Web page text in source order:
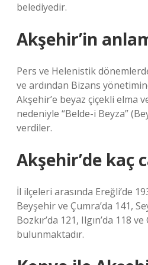
belediyedir.
Akşehir’in
Pers ve Helenistik
ve ardından Bizans
Akşehir’e beyaz çiçekli elma
nedeniyle “Belde-i Beyza”
verdiler.
Akşehir’de kaç
İl ilçeleri arasında Ereğli’de
Beyşehir ve Çumra’da 141,
Bozkır’da 121, Ilgın’da 118
bulunmaktadır.